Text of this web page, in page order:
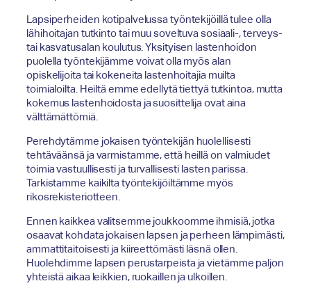
Lapsiperheiden kotipalvelussa työntekijöillä tulee olla
lähihoitajan tutkinto tai muu soveltuva sosiaali-, terveys-
tai kasvatusalan koulutus. Yksityisen lastenhoidon
puolella työntekijämme voivat olla myös alan
opiskelijoita tai kokeneita lastenhoitajia muilta
toimialoilta. Heiltä emme edellytä tiettyä tutkintoa, mutta
kokemus lastenhoidosta ja suosittelija ovat aina
välttämättömiä.
Perehdytämme jokaisen työntekijän huolellisesti
tehtäväänsä ja varmistamme, että heillä on valmiudet
toimia vastuullisesti ja turvallisesti lasten parissa.
Tarkistamme kaikilta työntekijöiltämme myös
rikosrekisteriotteen.
Ennen kaikkea valitsemme joukkoomme ihmisiä, jotka
osaavat kohdata jokaisen lapsen ja perheen lämpimästi,
ammattitaitoisesti ja kiireettömästi läsnä ollen.
Huolehdimme lapsen perustarpeista ja vietämme paljon
yhteistä aikaa leikkien, ruokaillen ja ulkoillen.